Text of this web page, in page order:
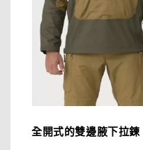
全開式的雙邊腋下拉鍊